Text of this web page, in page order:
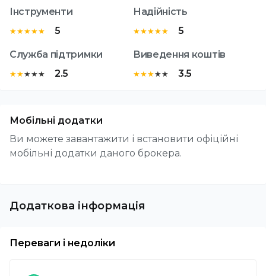
Інструменти
★
★
★
★
★ 5
Надійність
★
★
★
★
★ 5
Служба підтримки
★
★
★
★
★ 2.5
Виведення коштів
★
★
★
★
★ 3.5
Мобільні додатки
Ви можете завантажити і встановити офіційні
мобільні додатки даного брокера.
Додаткова інформація
Переваги і недоліки